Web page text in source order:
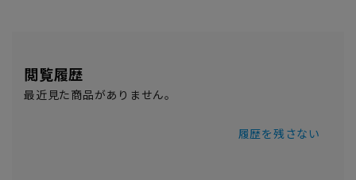
閲覧履歴
最近見た商品がありません。
履歴を残さない